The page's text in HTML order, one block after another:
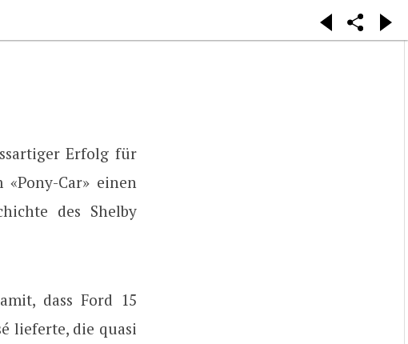
Erfolg für
Car» einen
des Shelby
dass Ford 15
lieferte, die quasi